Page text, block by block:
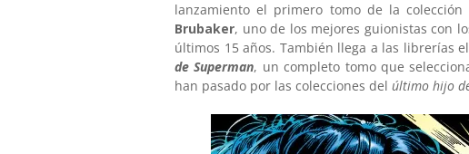
lanzamiento el primero tomo de la colección
Brubaker, uno de los mejores guionistas con
últimos 15 años. También llega a las librerías
de Superman, un completo tomo que
han pasado por las colecciones del último hijo